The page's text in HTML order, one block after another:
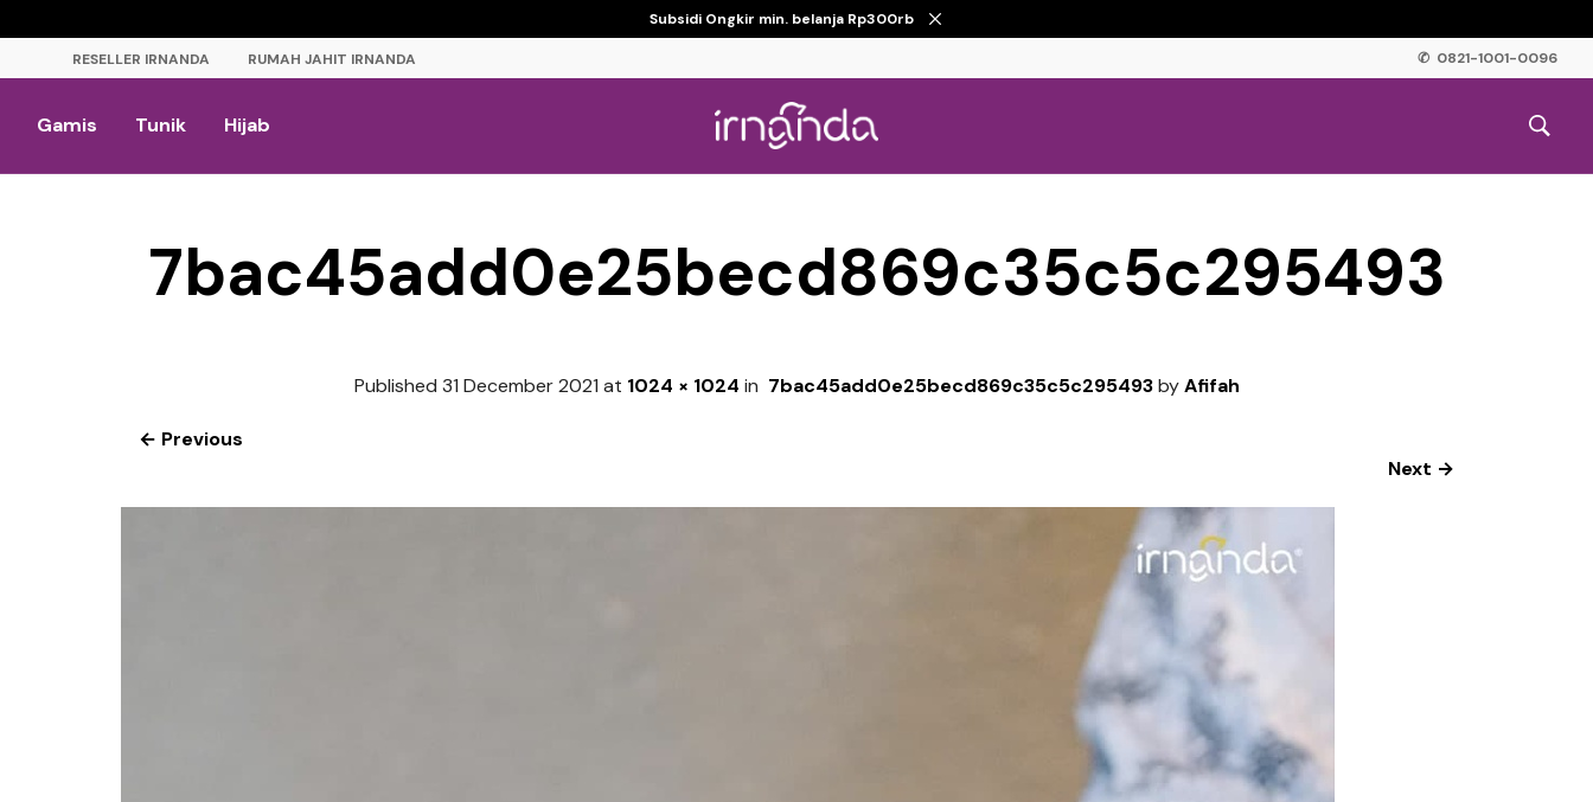
Subsidi Ongkir min. belanja Rp300rb
✆ 0821-1001-0096
RESELLER IRNANDA RUMAH JAHIT IRNANDA
Gamis Tunik Hijab
7bac45add0e25becd869c35c5c295493
Published 31 December 2021 at 1024 × 1024 in 7bac45add0e25becd869c35c5c295493byAfifah
← Previous
Next →